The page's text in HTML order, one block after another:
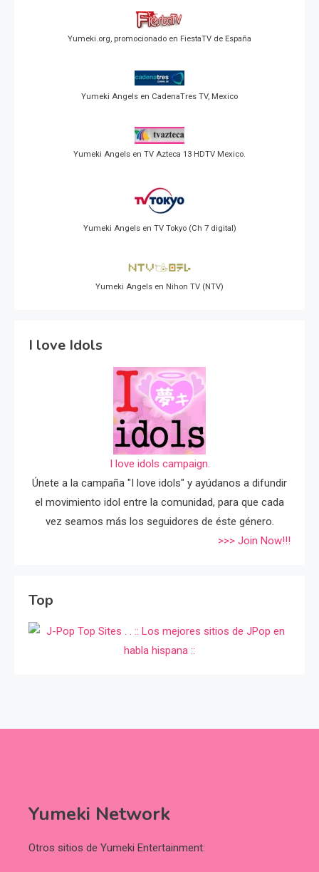
Yumeki.org, promocionado en FiestaTV de España
Yumeki Angels en CadenaTres TV, Mexico
Yumeki Angels en TV Azteca 13 HDTV Mexico.
Yumeki Angels en TV Tokyo (Ch 7 digital)
Yumeki Angels en Nihon TV (NTV)
I love Idols
I love idols campaign.
Únete a la campaña "I love idols" y ayúdanos a difundir
el movimiento idol entre la comunidad, para que cada
vez seamos más los seguidores de éste género.
>>> Join Now!!!
Top
Yumeki Network
Otros sitios de Yumeki Entertainment: